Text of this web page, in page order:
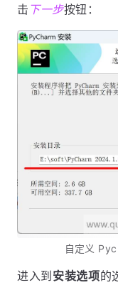
击 下一步按钮：
自定义
进入到 安装选项的